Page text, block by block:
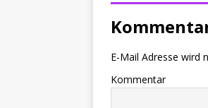
E-Mail Adresse wird
Kommentar